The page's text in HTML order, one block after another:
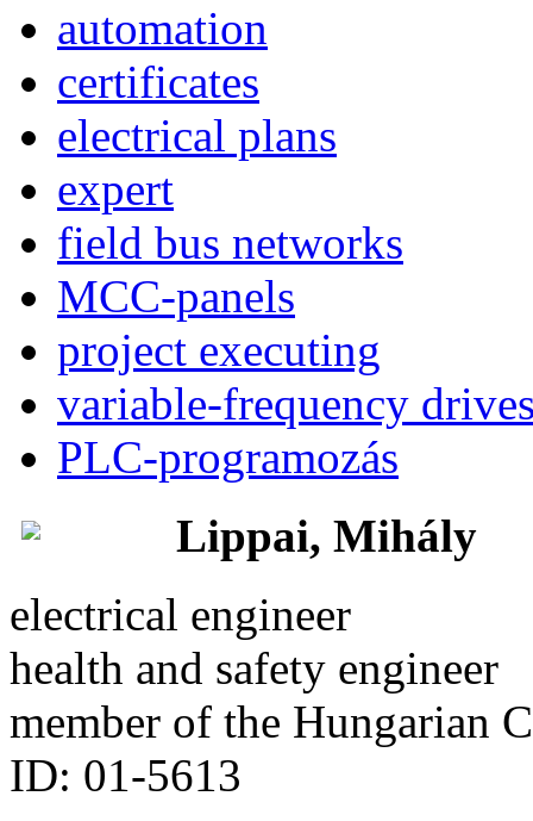
automation
certificates
electrical plans
expert
field bus networks
MCC-panels
project executing
variable-frequency
PLC-programozás
Lippai, Mihály
electrical engineer
health and safety engineer
member of the Hungarian
ID: 01-5613